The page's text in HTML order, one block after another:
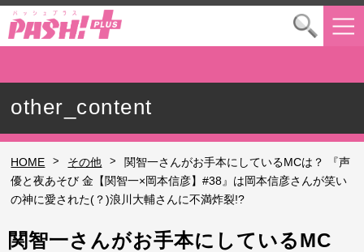
other_content
HOME > その他 >
関智一さんがお手本にしているMCは？ 『声
優と夜あそび 金【関智一×岡本信彦】#38』は岡本信彦さんが笑い
の神に愛された(？)浪川大輔さんに不満炸裂!?
関智一さんがお手本にしているMC